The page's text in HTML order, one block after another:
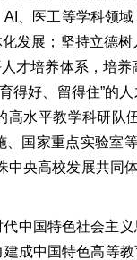
、医工等学科领
发展；坚持立德
才培养体系，培
得好、留得住”的
水平教学科研
国家重点实验室
中央高校发展共同
中国特色社会主
成中国特色高等